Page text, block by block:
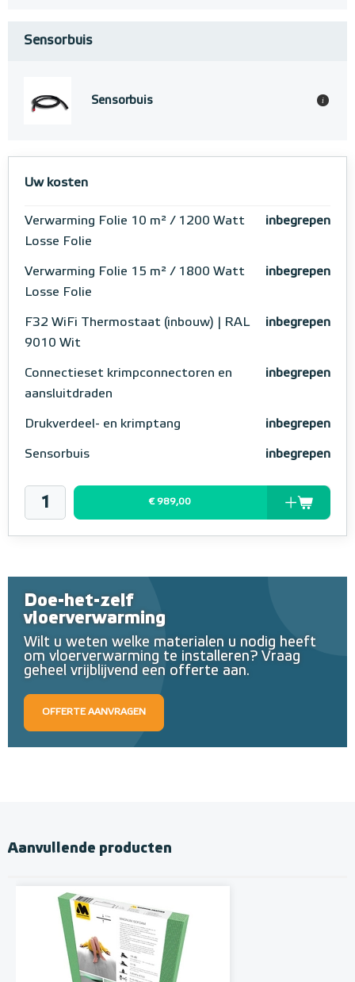
Sensorbuis
Sensorbuis i
Uw kosten
Verwarming Folie 10 m² / 1200 Watt
Losse Folie
inbegrepen
Verwarming Folie 15 m² / 1800 Watt
Losse Folie
inbegrepen
F32 WiFi Thermostaat (inbouw) | RAL
9010 Wit
inbegrepen
Connectieset krimpconnectoren en
aansluitdraden
inbegrepen
Drukverdeel- en krimptang inbegrepen
Sensorbuis inbegrepen
€ 989,00
Doe-het-zelf
vloerverwarming
Wilt u weten welke materialen u nodig heeft
om vloerverwarming te installeren? Vraag
geheel vrijblijvend een offerte aan.
OFFERTE AANVRAGEN
Aanvullende producten